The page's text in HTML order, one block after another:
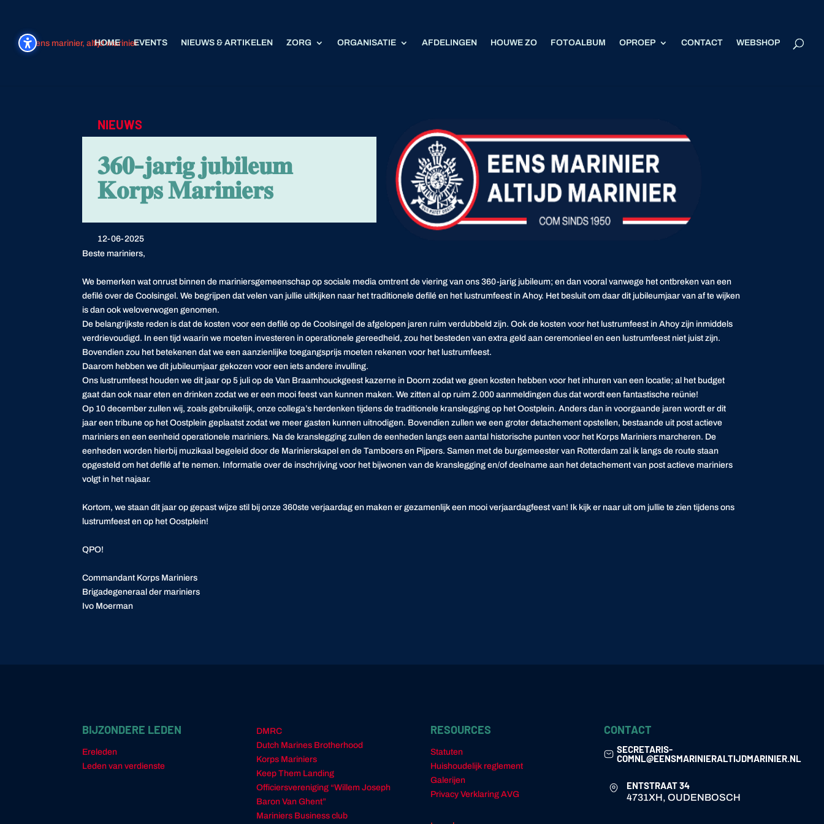
HOME EVENTS NIEUWS & ARTIKELEN ZORG ORGANISATIE AFDELINGEN HOUWE ZO FOTOALBUM OPROEP CONTACT WEBSHOP
NIEUWS
𝟑𝟔𝟎-𝐣𝐚𝐫𝐢𝐠 𝐣𝐮𝐛𝐢𝐥𝐞𝐮𝐦
𝐊𝐨𝐫𝐩𝐬 𝐌𝐚𝐫𝐢𝐧𝐢𝐞𝐫𝐬⁣⁣
12-06-2025
Beste mariniers,⁣⁣
We bemerken wat onrust binnen de mariniersgemeenschap op sociale media omtrent de viering van ons 360-jarig jubileum; en dan vooral vanwege het ontbreken van een
defilé over de Coolsingel.⁣⁣ We begrijpen dat velen van jullie uitkijken naar het traditionele defilé en het lustrumfeest in Ahoy. Het besluit om daar dit jubileumjaar van af te wijken
is dan ook weloverwogen genomen.
De belangrijkste reden is dat de kosten voor een defilé op de Coolsingel de afgelopen jaren ruim verdubbeld zijn. Ook de kosten voor het lustrumfeest in Ahoy zijn inmiddels
verdrievoudigd. In een tijd waarin we moeten investeren in operationele gereedheid, zou het besteden van extra geld aan ceremonieel en een lustrumfeest niet juist zijn.
Bovendien zou het betekenen dat we een aanzienlijke toegangsprijs moeten rekenen voor het lustrumfeest.⁣⁣
Daarom hebben we dit jubileumjaar gekozen voor een iets andere invulling.
Ons lustrumfeest houden we dit jaar op 5 juli op de Van Braamhouckgeest kazerne in Doorn zodat we geen kosten hebben voor het inhuren van een locatie; al het budget
gaat dan ook naar eten en drinken zodat we er een mooi feest van kunnen maken. We zitten al op ruim 2.000 aanmeldingen dus dat wordt een fantastische reünie!⁣⁣
Op 10 december zullen wij, zoals gebruikelijk, onze collega’s herdenken tijdens de traditionele kranslegging op het Oostplein. Anders dan in voorgaande jaren wordt er dit
jaar een tribune op het Oostplein geplaatst zodat we meer gasten kunnen uitnodigen. Bovendien zullen we een groter detachement opstellen, bestaande uit post actieve
mariniers en een eenheid operationele mariniers. Na de kranslegging zullen de eenheden langs een aantal historische punten voor het Korps Mariniers marcheren. De
eenheden worden hierbij muzikaal begeleid door de Marinierskapel en de Tamboers en Pijpers. Samen met de burgemeester van Rotterdam zal ik langs de route staan
opgesteld om het defilé af te nemen. Informatie over de inschrijving voor het bijwonen van de kranslegging en/of deelname aan het detachement van post actieve mariniers
volgt in het najaar.⁣⁣
Kortom, we staan dit jaar op gepast wijze stil bij onze 360ste verjaardag en maken er gezamenlijk een mooi verjaardagfeest van! Ik kijk er naar uit om jullie te zien tijdens ons
lustrumfeest en op het Oostplein!⁣⁣
QPO!⁣⁣
Commandant Korps Mariniers⁣⁣
Brigadegeneraal der mariniers⁣⁣
Ivo Moerman⁣⁣
BIJZONDERE LEDEN
Ereleden
Leden van verdienste
DMRC
Dutch Marines Brotherhood
Korps Mariniers
Keep Them Landing
Officiersvereniging “Willem Joseph
Baron Van Ghent”
Mariniers Business club
RESOURCES
Statuten
Huishoudelijk reglement
Galerijen
Privacy Verklaring AVG
CONTACT
SECRETARIS-
COMNL@EENSMARINIERALTIJDMARINIER.NL
ENTSTRAAT 34
4731XH, OUDENBOSCH